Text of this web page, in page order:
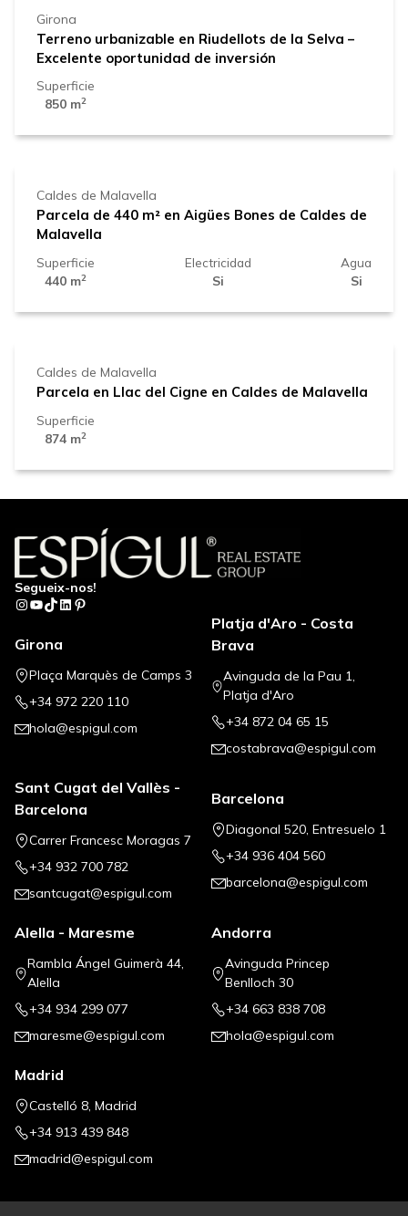
Girona
Terreno urbanizable en Riudellots de la Selva –
Excelente oportunidad de inversión
Superficie
850 m2
70.000 €
Caldes de Malavella
Parcela de 440 m² en Aigües Bones de Caldes de
Malavella
Superficie
440 m2
Electricidad
Si
Agua
Si
65.000 €
Caldes de Malavella
Parcela en Llac del Cigne en Caldes de Malavella
Superficie
874 m2
Segueix-nos!
Instagram
YouTube
TikTok
LinkedIn
Pinterest
Girona
Plaça Marquès de Camps 3
+34 972 220 110
hola@espigul.com
Platja d'Aro - Costa
Brava
Avinguda de la Pau 1,
Platja d'Aro
+34 872 04 65 15
costabrava@espigul.com
Sant Cugat del Vallès -
Barcelona
Carrer Francesc Moragas 7
+34 932 700 782
santcugat@espigul.com
Barcelona
Diagonal 520, Entresuelo 1
+34 936 404 560
barcelona@espigul.com
Alella - Maresme
Rambla Ángel Guimerà 44,
Alella
+34 934 299 077
maresme@espigul.com
Andorra
Avinguda Princep
Benlloch 30
+34 663 838 708
hola@espigul.com
Madrid
Castelló 8, Madrid
+34 913 439 848
madrid@espigul.com